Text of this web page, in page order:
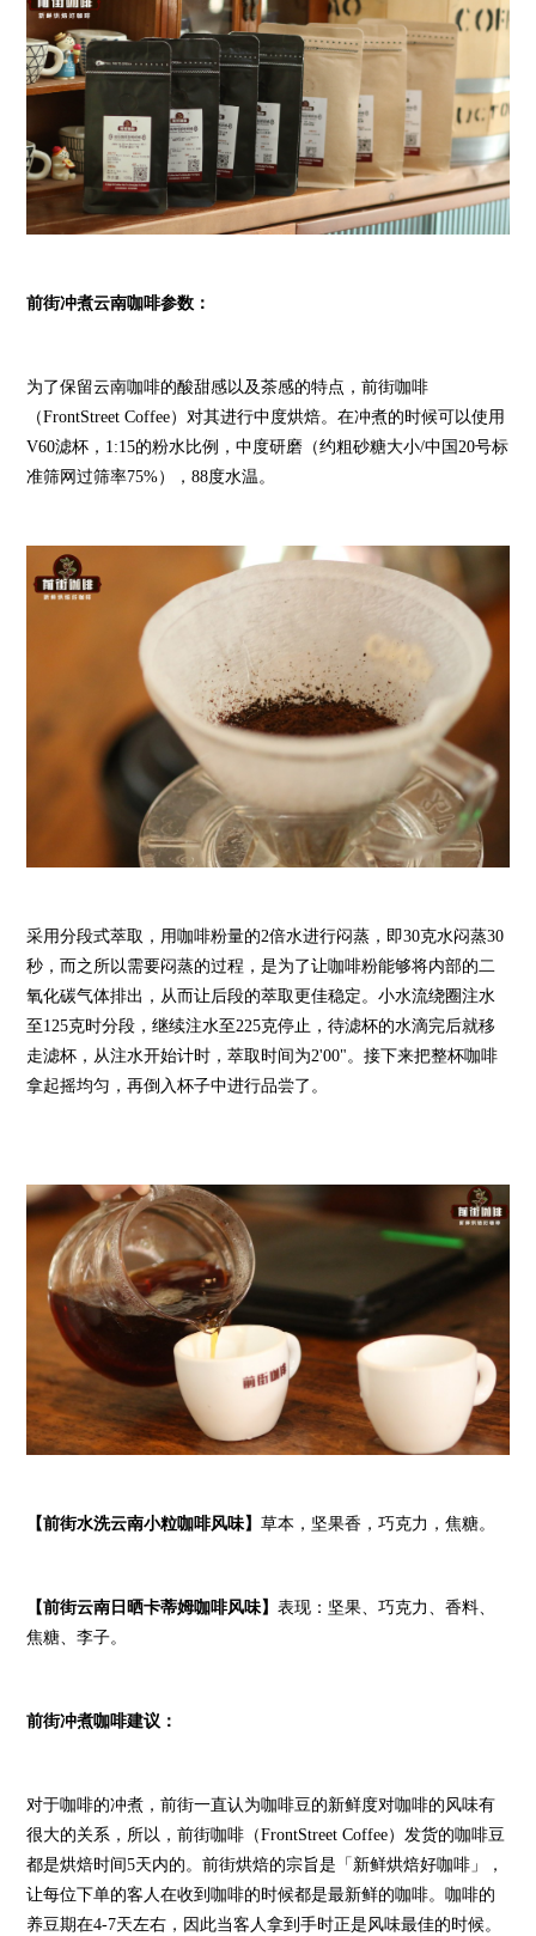
前街冲煮云南咖啡参数：
为了保留云南咖啡的酸甜感以及茶感的特点，前街咖啡
（FrontStreet Coffee）对其进行中度烘焙。在冲煮的时候可以使用
V60滤杯，1:15的粉水比例，中度研磨（约粗砂糖大小/中国20号标
准筛网过筛率75%），88度水温。
采用分段式萃取，用咖啡粉量的2倍水进行闷蒸，即30克水闷蒸30
秒，而之所以需要闷蒸的过程，是为了让咖啡粉能够将内部的二
氧化碳气体排出，从而让后段的萃取更佳稳定。小水流绕圈注水
至125克时分段，继续注水至225克停止，待滤杯的水滴完后就移
走滤杯，从注水开始计时，萃取时间为2'00"。接下来把整杯咖啡
拿起摇均匀，再倒入杯子中进行品尝了。
【前街水洗云南小粒咖啡风味】草本，坚果香，巧克力，焦糖。
【前街云南日晒卡蒂姆咖啡风味】表现：坚果、巧克力、香料、
焦糖、李子。
前街冲煮咖啡建议：
对于咖啡的冲煮，前街一直认为咖啡豆的新鲜度对咖啡的风味有
很大的关系，所以，前街咖啡（FrontStreet Coffee）发货的咖啡豆
都是烘焙时间5天内的。前街烘焙的宗旨是「新鲜烘焙好咖啡」，
让每位下单的客人在收到咖啡的时候都是最新鲜的咖啡。咖啡的
养豆期在4-7天左右，因此当客人拿到手时正是风味最佳的时候。